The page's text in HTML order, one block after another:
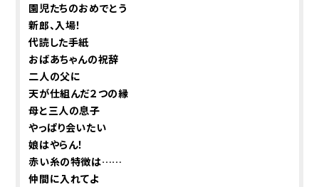
園児たちのおめでとう
新郎、入場！
代読した手紙
おばあちゃんの祝辞
二人の父に
天が仕組んだ２つの縁
母と三人の息子
やっぱり会いたい
娘はやらん！
赤い糸の特徴は……
仲間に入れてよ